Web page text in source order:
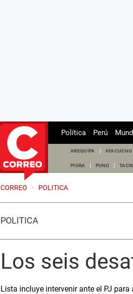
Política Perú
AREQUIPA AYACUCHO
PIURA PUNO
CORREO > POLITICA
POLÍTICA
Los seis
Lista incluye intervenir ante el PJ